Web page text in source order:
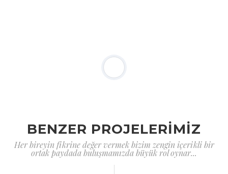
BENZER PROJELERİMİZ
Her bireyin fikrine değer vermek bizim zengin içerikli bir
ortak paydada buluşmamızda büyük rol oynar...